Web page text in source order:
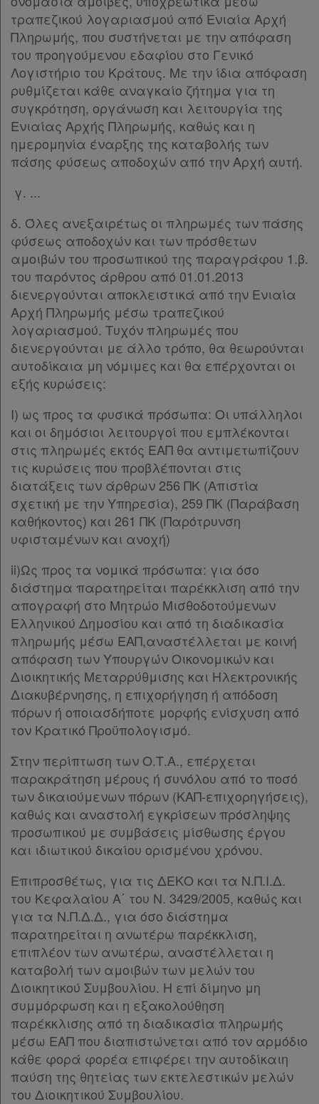
τραπεζικού λογαριασμού από Ενιαία Αρχή
Πληρωμής, που συστήνεται με την απόφαση
του προηγούμενου εδαφίου στο Γενικό
Λογιστήριο του Κράτους. Με την ίδια απόφαση
ρυθμίζεται κάθε αναγκαίο ζήτημα για τη
συγκρότηση, οργάνωση και λειτουργία της
Ενιαίας Αρχής Πληρωμής, καθώς και η
ημερομηνία έναρξης της καταβολής των
πάσης φύσεως αποδοχών από την Αρχή αυτή.
γ. ...
δ. Όλες ανεξαιρέτως οι πληρωμές των πάσης
φύσεως αποδοχών και των πρόσθετων
αμοιβών του προσωπικού της παραγράφου 1.β.
του παρόντος άρθρου από 01.01.2013
διενεργούνται αποκλειστικά από την Ενιαία
Αρχή Πληρωμής μέσω τραπεζικού
λογαριασμού. Τυχόν πληρωμές που
διενεργούνται με άλλο τρόπο, θα θεωρούνται
αυτοδίκαια μη νόμιμες και θα επέρχονται οι
εξής κυρώσεις:
I) ως προς τα φυσικά πρόσωπα: Οι υπάλληλοι
και οι δημόσιοι λειτουργοί που εμπλέκονται
στις πληρωμές εκτός ΕΑΠ θα αντιμετωπίζουν
τις κυρώσεις που προβλέπονται στις
διατάξεις των άρθρων 256 ΠΚ (Απιστία
σχετική με την Υπηρεσία), 259 ΠΚ (Παράβαση
καθήκοντος) και 261 ΠΚ (Παρότρυνση
υφισταμένων και ανοχή)
ii)Ως προς τα νομικά πρόσωπα: για όσο
διάστημα παρατηρείται παρέκκλιση από την
απογραφή στο Μητρώο Μισθοδοτούμενων
Ελληνικού Δημοσίου και από τη διαδικασία
πληρωμής μέσω ΕΑΠ,αναστέλλεται με κοινή
απόφαση των Υπουργών Οικονομικών και
Διοικητικής Μεταρρύθμισης και Ηλεκτρονικής
Διακυβέρνησης, η επιχορήγηση ή απόδοση
πόρων ή οποιασδήποτε μορφής ενίσχυση από
τον Κρατικό Προϋπολογισμό.
Στην περίπτωση των Ο.Τ.Α., επέρχεται
παρακράτηση μέρους ή συνόλου από το ποσό
των δικαιούμενων πόρων (ΚΑΠ-επιχορηγήσεις),
καθώς και αναστολή εγκρίσεων πρόσληψης
προσωπικού με συμβάσεις μίσθωσης έργου
και ιδιωτικού δικαίου ορισμένου χρόνου.
Επιπροσθέτως, για τις ΔΕΚΟ και τα Ν.Π.Ι.Δ.
του Κεφαλαίου Α΄ του Ν. 3429/2005, καθώς και
για τα Ν.Π.Δ.Δ., για όσο διάστημα
παρατηρείται η ανωτέρω παρέκκλιση,
επιπλέον των ανωτέρω, αναστέλλεται η
καταβολή των αμοιβών των μελών του
Διοικητικού Συμβουλίου. Η επί δίμηνο μη
συμμόρφωση και η εξακολούθηση
παρέκκλισης από τη διαδικασία πληρωμής
μέσω ΕΑΠ που διαπιστώνεται από τον αρμόδιο
κάθε φορά φορέα επιφέρει την αυτοδίκαιη
παύση της θητείας των εκτελεστικών μελών
του Διοικητικού Συμβουλίου.